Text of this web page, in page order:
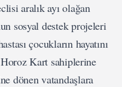
aralık ayı olağan
sosyal destek projeleri
çocukların hayatını
Kart sahiplerine
dönen vatandaşlara